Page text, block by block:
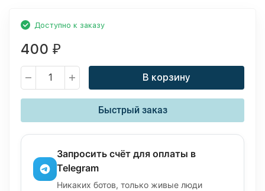
Доступно к заказу
400 ₽
В корзину
Быстрый заказ
Запросить счёт для оплаты в
Telegram
Никаких ботов, только живые люди